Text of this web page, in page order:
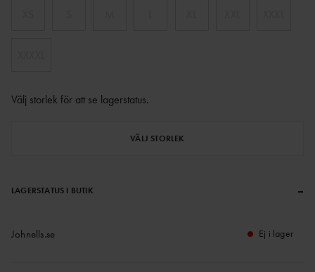
Välj storlek för att se lagerstatus.
VÄLJ STORLEK
LAGERSTATUS I BUTIK –
Johnells.se Ej i lager